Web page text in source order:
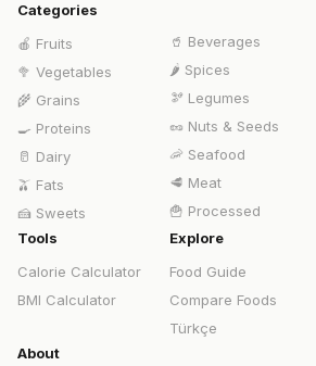
Categories
🍎 Fruits
🥦 Vegetables
🌾 Grains
🍳 Proteins
🥛 Dairy
🫒 Fats
🍰 Sweets
🥤 Beverages
🌶️ Spices
🫘 Legumes
🥜 Nuts & Seeds
🦐 Seafood
🥩 Meat
🍟 Processed
Tools
Calorie Calculator
BMI Calculator
Explore
Food Guide
Compare Foods
Türkçe
About